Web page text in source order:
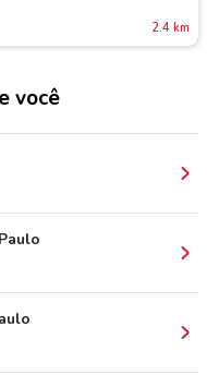
2.4 km
você